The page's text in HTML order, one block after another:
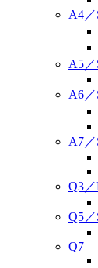
A4／
A5／
A6／
A7／
Q3
Q5
Q7